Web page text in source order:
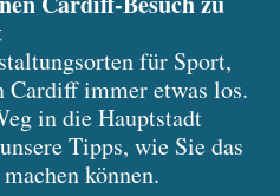
für Sport,
immer etwas los.
in die Hauptstadt
Tipps, wie Sie das
können.